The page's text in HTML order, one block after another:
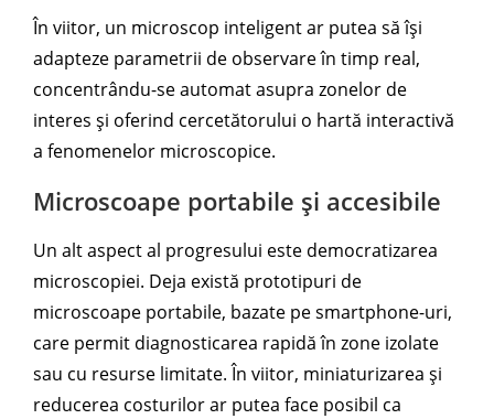
În viitor, un microscop inteligent ar putea să își
adapteze parametrii de observare în timp real,
concentrându-se automat asupra zonelor de
interes și oferind cercetătorului o hartă interactivă
a fenomenelor microscopice.
Microscoape portabile și accesibile
Un alt aspect al progresului este democratizarea
microscopiei. Deja există prototipuri de
microscoape portabile, bazate pe smartphone-uri,
care permit diagnosticarea rapidă în zone izolate
sau cu resurse limitate. În viitor, miniaturizarea și
reducerea costurilor ar putea face posibil ca